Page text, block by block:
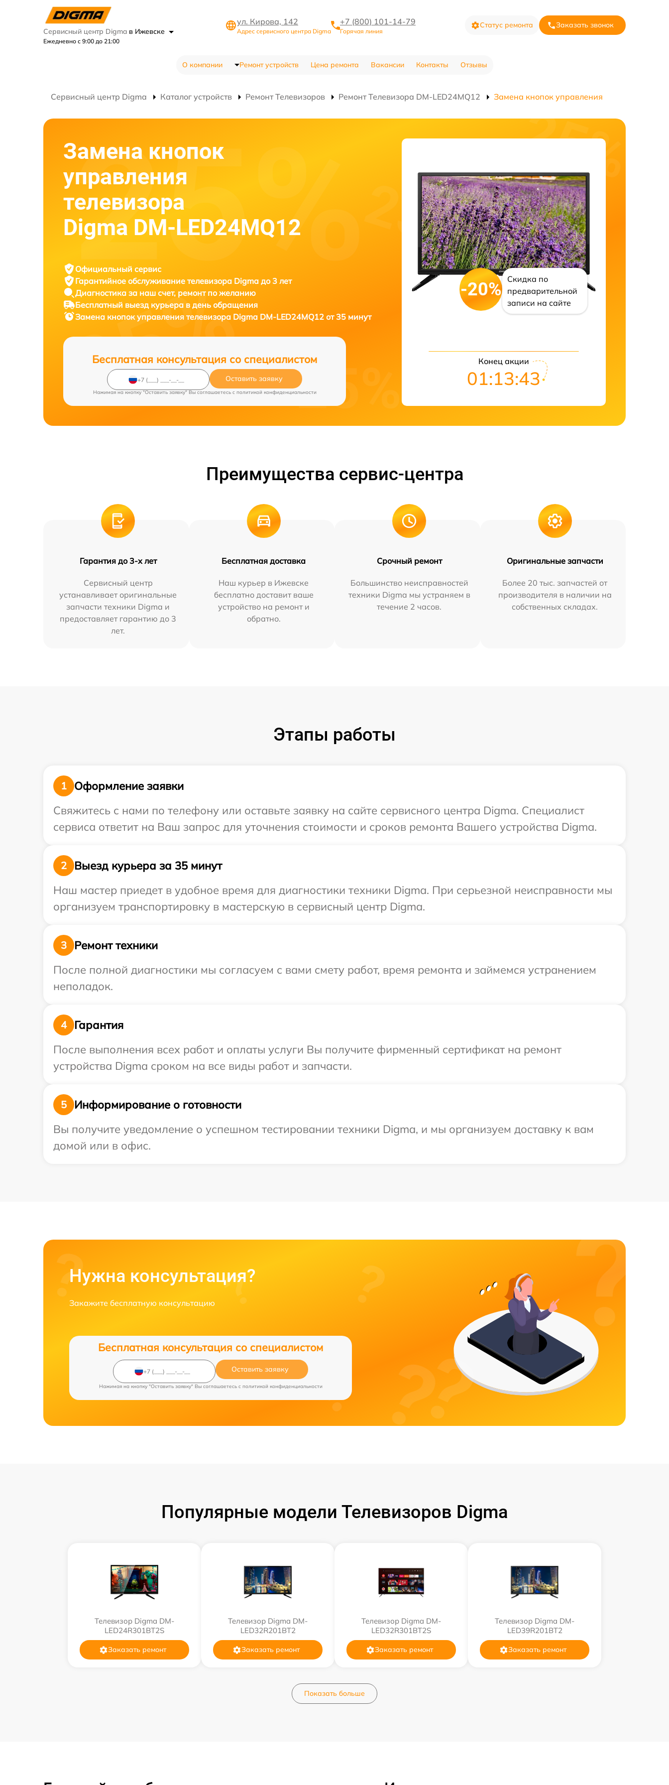
Сервисный центр Digma в Ижевске
Ежедневно с 9:00 до 21:00
ул. Кирова, 142
Адрес сервисного центра Digma
+7 (800) 101-14-79
Горячая линия
Статус ремонта Заказать звонок
О компании Ремонт устройств Цена ремонта Вакансии Контакты Отзывы
Сервисный центр Digma Каталог устройств Ремонт Телевизоров Ремонт Телевизора DM-LED24MQ12 Замена кнопок управления
Замена кнопок
управления
телевизора
Digma DM-LED24MQ12
Официальный сервис
Гарантийное обслуживание телевизора Digma до 3 лет
Диагностика за наш счет, ремонт по желанию
Бесплатный выезд курьера в день обращения
Замена кнопок управления телевизора Digma DM-LED24MQ12 от 35 минут
Бесплатная консультация со специалистом
Оставить заявку
Нажимая на кнопку "Оставить заявку" Вы соглашаетесь c политикой конфиденциальности
-20%
Скидка по
предварительной
записи на сайте
Конец акции
01:13:42
Преимущества сервис-центра
Гарантия до 3-х лет
Сервисный центр
устанавливает оригинальные
запчасти техники Digma и
предоставляет гарантию до 3
лет.
Бесплатная доставка
Наш курьер в Ижевске
бесплатно доставит ваше
устройство на ремонт и
обратно.
Срочный ремонт
Большинство неисправностей
техники Digma мы устраняем в
течение 2 часов.
Оригинальные запчасти
Более 20 тыс. запчастей от
производителя в наличии на
собственных складах.
Этапы работы
1
Оформление заявки
Свяжитесь с нами по телефону или оставьте заявку на сайте сервисного центра Digma. Специалист
сервиса ответит на Ваш запрос для уточнения стоимости и сроков ремонта Вашего устройства Digma.
2
Выезд курьера за 35 минут
Наш мастер приедет в удобное время для диагностики техники Digma. При серьезной неисправности мы
организуем транспортировку в мастерскую в сервисный центр Digma.
3
Ремонт техники
После полной диагностики мы согласуем с вами смету работ, время ремонта и займемся устранением
неполадок.
4
Гарантия
После выполнения всех работ и оплаты услуги Вы получите фирменный сертификат на ремонт
устройства Digma сроком на все виды работ и запчасти.
5
Информирование о готовности
Вы получите уведомление о успешном тестировании техники Digma, и мы организуем доставку к вам
домой или в офис.
Нужна консультация?
Закажите бесплатную консультацию
Бесплатная консультация со специалистом
Оставить заявку
Нажимая на кнопку "Оставить заявку" Вы соглашаетесь c политикой конфиденциальности
Популярные модели Телевизоров Digma
Телевизор Digma DM-
LED24R301BT2S
Заказать ремонт
Телевизор Digma DM-
LED32R201BT2
Заказать ремонт
Телевизор Digma DM-
LED32R301BT2S
Заказать ремонт
Телевизор Digma DM-
LED39R201BT2
Заказать ремонт
Показать больше